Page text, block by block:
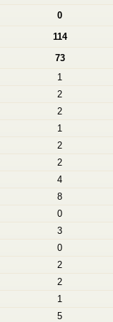
0
114
73
1
2
2
1
2
2
4
8
0
3
0
2
2
1
5